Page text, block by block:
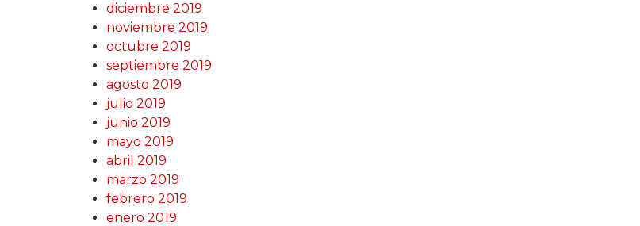
diciembre 2019
noviembre 2019
octubre 2019
septiembre 2019
agosto 2019
julio 2019
junio 2019
mayo 2019
abril 2019
marzo 2019
febrero 2019
enero 2019